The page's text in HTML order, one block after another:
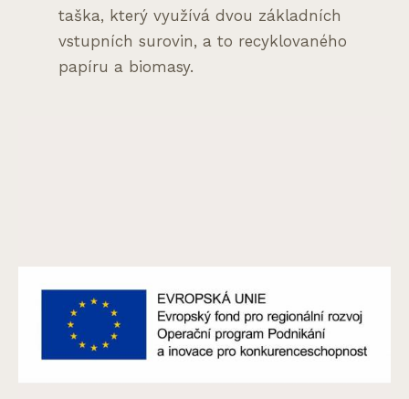
taška, který využívá dvou základních
vstupních surovin, a to recyklovaného
papíru a biomasy.